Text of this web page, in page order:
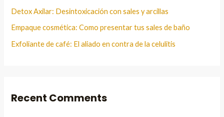
Detox Axilar: Desintoxicación con sales y arcillas
Empaque cosmética: Como presentar tus sales de baño
Exfoliante de café: El aliado en contra de la celulitis
Recent Comments